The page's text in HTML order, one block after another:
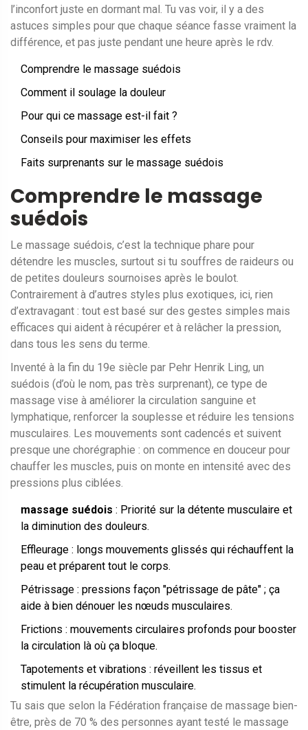
l’inconfort juste en dormant mal. Tu vas voir, il y a des
astuces simples pour que chaque séance fasse vraiment la
différence, et pas juste pendant une heure après le rdv.
Comprendre le massage suédois
Comment il soulage la douleur
Pour qui ce massage est-il fait ?
Conseils pour maximiser les effets
Faits surprenants sur le massage suédois
Comprendre le massage
suédois
Le massage suédois, c’est la technique phare pour
détendre les muscles, surtout si tu souffres de raideurs ou
de petites douleurs sournoises après le boulot.
Contrairement à d’autres styles plus exotiques, ici, rien
d’extravagant : tout est basé sur des gestes simples mais
efficaces qui aident à récupérer et à relâcher la pression,
dans tous les sens du terme.
Inventé à la fin du 19e siècle par Pehr Henrik Ling, un
suédois (d’où le nom, pas très surprenant), ce type de
massage vise à améliorer la circulation sanguine et
lymphatique, renforcer la souplesse et réduire les tensions
musculaires. Les mouvements sont cadencés et suivent
presque une chorégraphie : on commence en douceur pour
chauffer les muscles, puis on monte en intensité avec des
pressions plus ciblées.
massage suédois : Priorité sur la détente musculaire et
la diminution des douleurs.
Effleurage : longs mouvements glissés qui réchauffent la
peau et préparent tout le corps.
Pétrissage : pressions façon "pétrissage de pâte" ; ça
aide à bien dénouer les nœuds musculaires.
Frictions : mouvements circulaires profonds pour booster
la circulation là où ça bloque.
Tapotements et vibrations : réveillent les tissus et
stimulent la récupération musculaire.
Tu sais que selon la Fédération française de massage bien-
être, près de 70 % des personnes ayant testé le massage